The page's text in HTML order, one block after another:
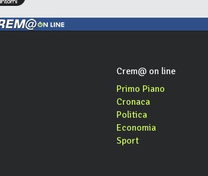
Crem@ on line
Primo Piano
Cronaca
Politica
Economia
Sport